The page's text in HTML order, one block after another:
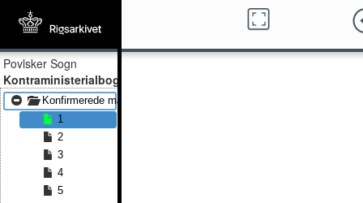
Povlsker Sogn
Kontraministerialbog
Konfirmerede mænd 1868 - Konfirmerede mænd 1891
1
2
3
4
5